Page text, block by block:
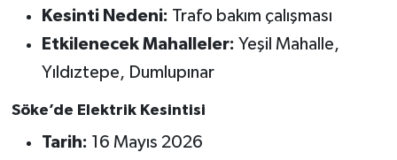
Kesinti Nedeni: Trafo bakım çalışması
Etkilenecek Mahalleler: Yeşil Mahalle,
Yıldıztepe, Dumlupınar
Söke’de Elektrik Kesintisi
Tarih: 16 Mayıs 2026